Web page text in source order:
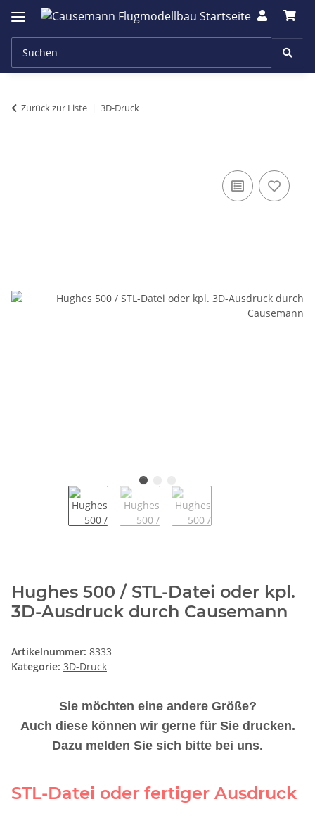
Zurück zur Liste 3D-Druck
Hughes 500 / STL-Datei oder kpl.
3D-Ausdruck durch Causemann
Artikelnummer: 8333
Kategorie: 3D-Druck
Sie möchten eine andere Größe?
Auch diese können wir gerne für Sie drucken.
Dazu melden Sie sich bitte bei uns.
STL-Datei oder fertiger Ausdruck